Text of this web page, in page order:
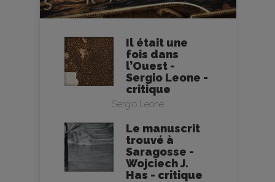
Il était une
fois dans
l’Ouest -
Sergio Leone -
critique
Sergio Leone
Le manuscrit
trouvé à
Saragosse -
Wojciech J.
Has - critique